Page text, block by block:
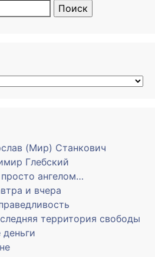
(Мир) Станкович
Глебский
ангелом…
и вчера
территория свободы
деньги